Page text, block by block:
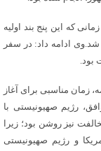
که این پنج بند اولیه
شد.وی ادامه داد: در سفر
بود.
زمان مناسبی برای آغاز
رژیم صهیونیستی با
نیز روشن بود؛ زیرا
و رژیم صهیونیستی